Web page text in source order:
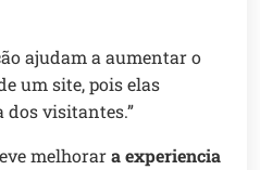
ajudam a aumentar o
um site, pois elas
dos visitantes.”
melhorara experiencia